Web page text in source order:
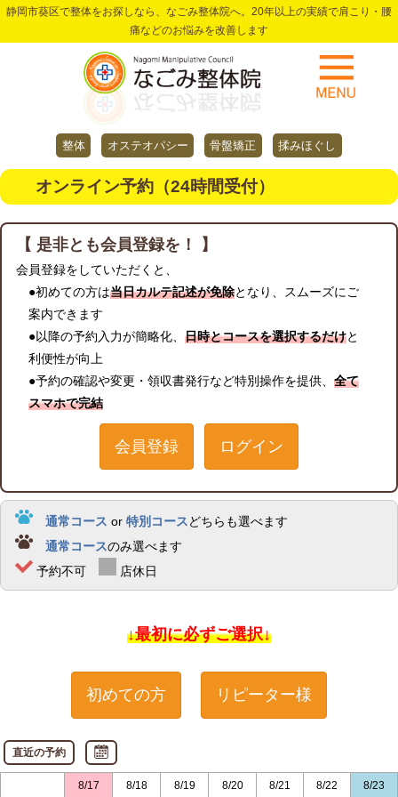
静岡市葵区で整体をお探しなら、なごみ整体院へ。20年以上の実績で肩こり・腰
痛などのお悩みを改善します
整体 オステオパシー 骨盤矯正 揉みほぐし
オンライン予約（24時間受付）
【 是非とも会員登録を！ 】
会員登録をしていただくと、
●初めての方は当日カルテ記述が免除となり、スムーズにご
案内できます
●以降の予約入力が簡略化、 日時とコースを選択するだけと
利便性が向上
●予約の確認や変更・領収書発行など特別操作を提供、 全て
スマホで完結
会員登録 ログイン
通常コース or 特別コースどちらも選べます
通常コースのみ選べます
予約不可
店休日
↓最初に必ずご選択↓
初めての方 リピーター様
直近の予約
8/17
8/18
8/19
8/20
8/21
8/22
8/23